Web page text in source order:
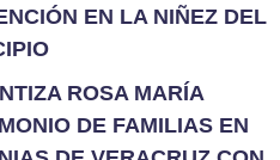
EN LA NIÑEZ DEL
ROSA MARÍA
DE FAMILIAS EN